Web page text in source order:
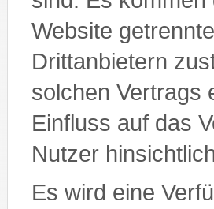
Website
Drittanbietern
solchen Vertrags
Einfluss auf das
Nutzer
Es wird eine